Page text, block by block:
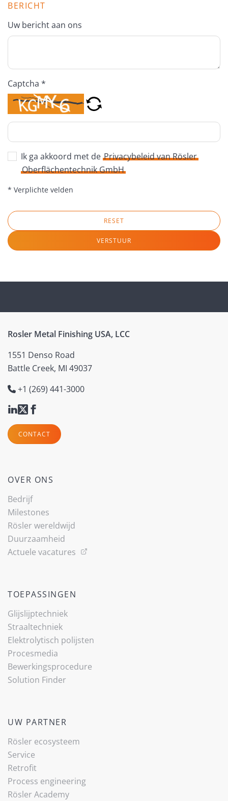
BERICHT
Uw bericht aan ons
Captcha *
Ik ga akkoord met de Privacybeleid van Rösler
Oberflächentechnik GmbH
* Verplichte velden
RESET
VERSTUUR
Rosler Metal Finishing USA, LCC
1551 Denso Road
Battle Creek, MI 49037
+1 (269) 441-3000
CONTACT
OVER ONS
Bedrijf
Milestones
Rösler wereldwijd
Duurzaamheid
Actuele vacatures
TOEPASSINGEN
Glijslijp­techniek
Straaltechniek
Elektrolytisch polijsten
Procesmedia
Bewerkingsprocedure
Solution Finder
UW PARTNER
Rösler ecosysteem
Service
Retrofit
Process engineering
Rösler Academy